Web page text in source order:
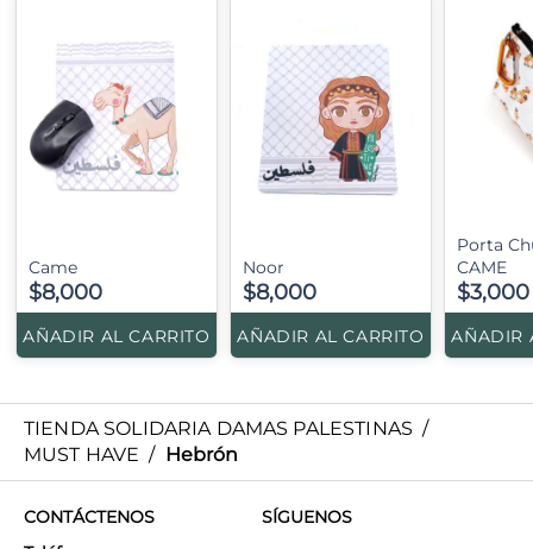
Came
$8,000
AÑADIR AL CARRITO
Noor
$8,000
AÑADIR AL CARRITO
Porta
CAME
$3,000
AÑADIR
TIENDA SOLIDARIA DAMAS PALESTINAS /
MUST HAVE / Hebrón
CONTÁCTENOS
SÍGUENOS